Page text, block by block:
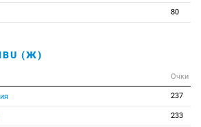
80
(Ж)
Очки
237
233